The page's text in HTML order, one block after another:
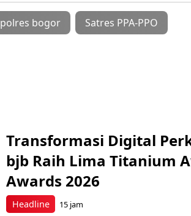
polres bogor Satres PPA-PPO
Headline
Transformasi Digital
bjb Raih Lima Titanium
Awards 2026
15 jam